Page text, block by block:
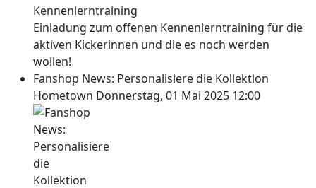
Einladung zum offenen Kennenlerntraining für die
aktiven Kickerinnen und die es noch werden
wollen!
Fanshop News: Personalisiere die Kollektion
Hometown Donnerstag, 01 Mai 2025 12:00